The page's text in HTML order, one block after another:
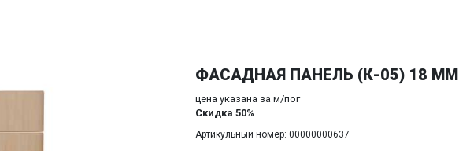
ФАСАДНАЯ ПАНЕЛЬ (К-05) 18 ММ
цена указана за м/пог
Скидка 50%
Артикульный номер: 00000000637